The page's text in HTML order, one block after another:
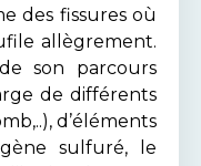
des fissures où
allègrement.
son parcours
de différents
d’éléments
sulfuré, le